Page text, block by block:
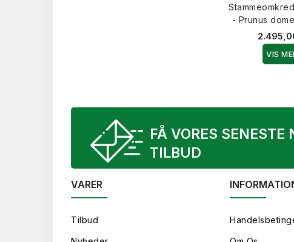
- Prunus
VIS
FÅ VORES SENESTE
TILBUD
VARER
Tilbud